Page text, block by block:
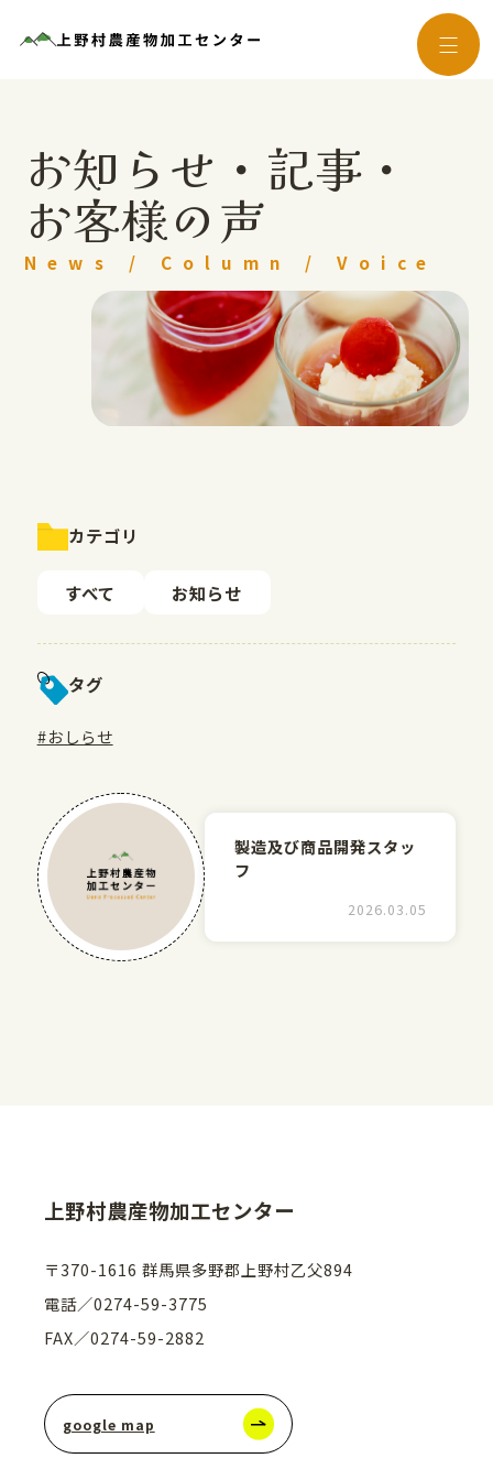
お知らせ・記事・
お客様の声
News / Column / Voice
カテゴリ
すべて お知らせ
タグ
#おしらせ
製造及び商品開発スタッ
フ
2026.03.05
上野村農産物加工センター
〒370-1616 群馬県多野郡上野村乙父894
電話／0274-59-3775
FAX／0274-59-2882
google map